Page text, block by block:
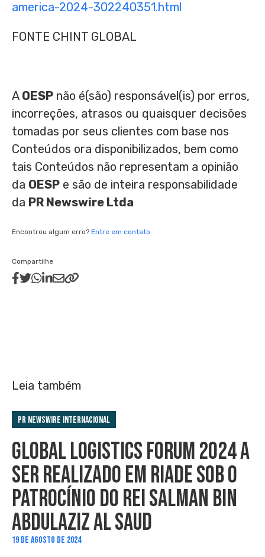
america-2024-302240351.html
FONTE CHINT GLOBAL
A OESP não é(são) responsável(is) por erros,
incorreções, atrasos ou quaisquer decisões
tomadas por seus clientes com base nos
Conteúdos ora disponibilizados, bem como
tais Conteúdos não representam a opinião
da OESP e são de inteira responsabilidade
da PR Newswire Ltda
Encontrou algum erro? Entre em contato
Compartilhe
Leia também
PR Newswire Internacional
GLOBAL LOGISTICS FORUM 2024 A
SER REALIZADO EM RIADE SOB O
PATROCÍNIO DO REI SALMAN BIN
ABDULAZIZ AL SAUD
19 DE AGOSTO DE 2024